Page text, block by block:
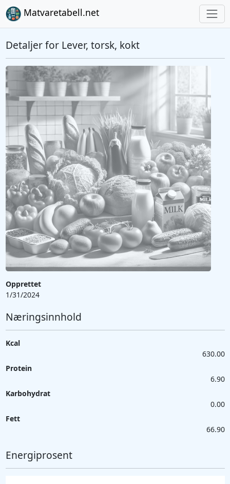
Matvaretabell.net
Detaljer for Lever, torsk, kokt
Opprettet
1/31/2024
Næringsinnhold
Kcal
630.00
Protein
6.90
Karbohydrat
0.00
Fett
66.90
Energiprosent